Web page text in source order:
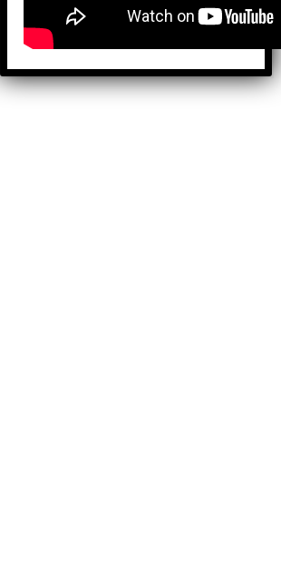
edición y cualquier otro uso de los
contenidos.